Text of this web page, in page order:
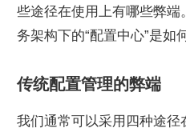
些途径在使用上有哪些弊端
务架构下的“配置中心”是如
传统配置管理的弊端
我们通常可以采用四种途